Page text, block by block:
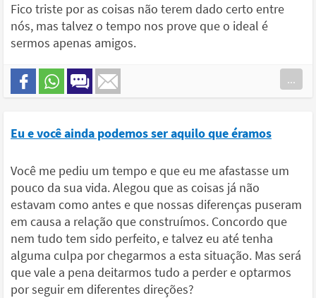
Fico triste por as coisas não terem dado certo entre
nós, mas talvez o tempo nos prove que o ideal é
sermos apenas amigos.
...
Eu e você ainda podemos ser aquilo que éramos
Você me pediu um tempo e que eu me afastasse um
pouco da sua vida. Alegou que as coisas já não
estavam como antes e que nossas diferenças puseram
em causa a relação que construímos. Concordo que
nem tudo tem sido perfeito, e talvez eu até tenha
alguma culpa por chegarmos a esta situação. Mas será
que vale a pena deitarmos tudo a perder e optarmos
por seguir em diferentes direções?